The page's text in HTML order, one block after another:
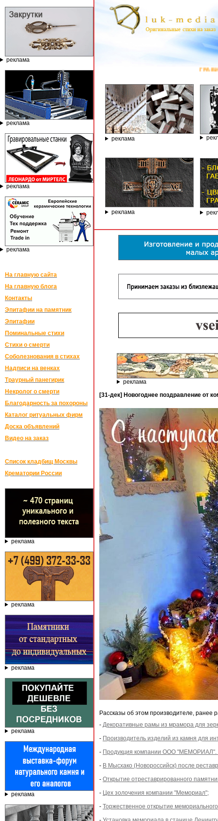
реклама
реклама
реклама
реклама
На главную сайта
На главную блога
Контакты
Эпитафии на памятник
Эпитафии
Поминальные стихи
Стихи о смерти
Соболезнования в стихах
Надписи на венках
Траурный панегирик
Некролог о смерти
Благодарность за похороны
Каталог ритуальных фирм
Доска объявлений
Видео на заказ
Список кладбищ Москвы
Крематории России
реклама
реклама
реклама
реклама
реклама
реклама
реклама
реклама
[31-дек] Новогоднее поздравление от
Рассказы об этом производителе, ранее
- Декоративные рамы из мрамора для
- Производитель изделий из камня для
- Продукция компании ООО "МЕМОРИАЛ".
- В Мысхако (Новороссийск) после
- Открытие отреставрированного
- Цех золочения компании "Мемориал";
- Торжественное открытие